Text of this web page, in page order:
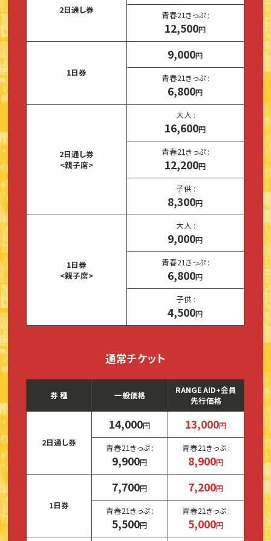
2日通し券
青春21きっぷ :
12,500円
1日券
9,000円
青春21きっぷ :
6,800円
2日通し券
<親子席>
大人 :
16,600円
青春21きっぷ :
12,200円
子供 :
8,300円
1日券
<親子席>
大人 :
9,000円
青春21きっぷ :
6,800円
子供 :
4,500円
通常チケット
券 種 一般価格
RANGE AID+会員
先行価格
2日通し券
14,000円 13,000円
青春21きっぷ :
9,900円
青春21きっぷ :
8,900円
1日券
7,700円 7,200円
青春21きっぷ :
5,500円
青春21きっぷ :
5,000円